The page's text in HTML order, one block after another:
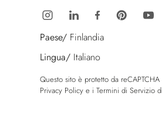
Paese/ Finlandia
Lingua/ Italiano
Questo sito è protetto da
Privacy Policy e i Termini di Servizio